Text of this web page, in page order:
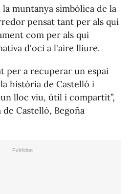
muntanya simbòlica de la
pensat tant per als qui
com per als qui
d'oci a l'aire lliure.
per a recuperar un espai
història de Castelló i
lloc viu, útil i compartit”,
Castelló, Begoña